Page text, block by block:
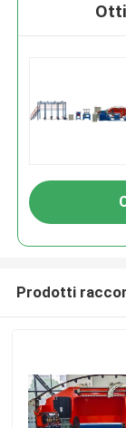
Prodotti